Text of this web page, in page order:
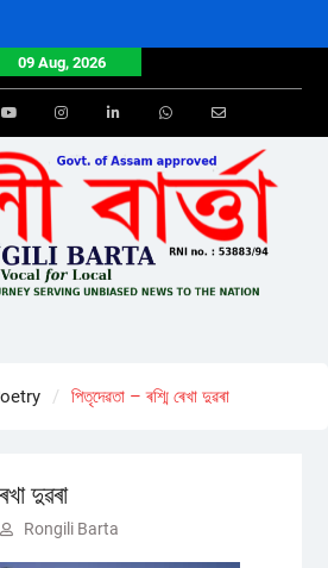
09 Aug, 2026
Youtube Email
পিতৃদেৱতা – ৰশ্মি ৰেখা দুৱৰা
দুৱৰা
Rongili Barta